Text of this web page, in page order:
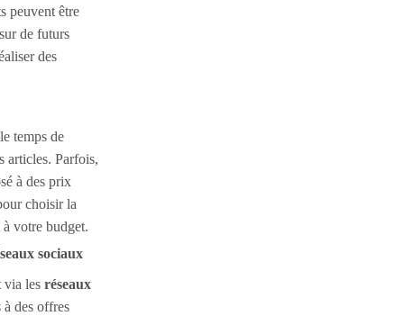
peuvent être
de futurs
des
temps de
articles. Parfois,
à des prix
choisir la
votre budget.
sociaux
via les réseaux
à des offres